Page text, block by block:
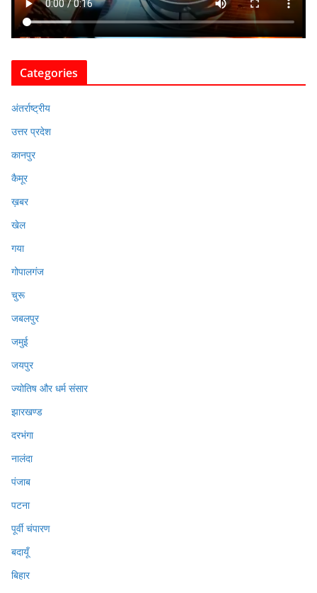
Categories
अंतर्राष्ट्रीय
उत्तर प्रदेश
कानपुर
कैमूर
ख़बर
खेल
गया
गोपालगंज
चुरू
जबलपुर
जमुई
जयपुर
ज्योतिष और धर्म संसार
झारखण्ड
दरभंगा
नालंदा
पंजाब
पटना
पूर्वी चंपारण
बदायूँ
बिहार